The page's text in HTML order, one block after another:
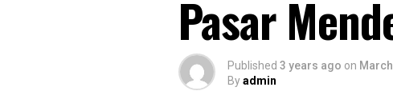
Pasar
Published 3 years ago on
Byadmin